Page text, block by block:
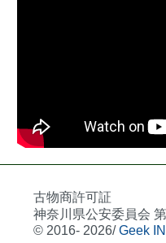
古物商許可証
神奈川県公安委員会
© 2016- 2026/Geek